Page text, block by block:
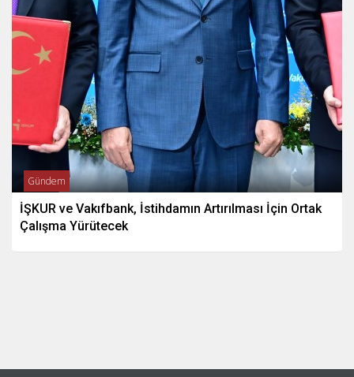
Gündem
İŞKUR ve Vakıfbank, İstihdamın Artırılması İçin Ortak
Çalışma Yürütecek